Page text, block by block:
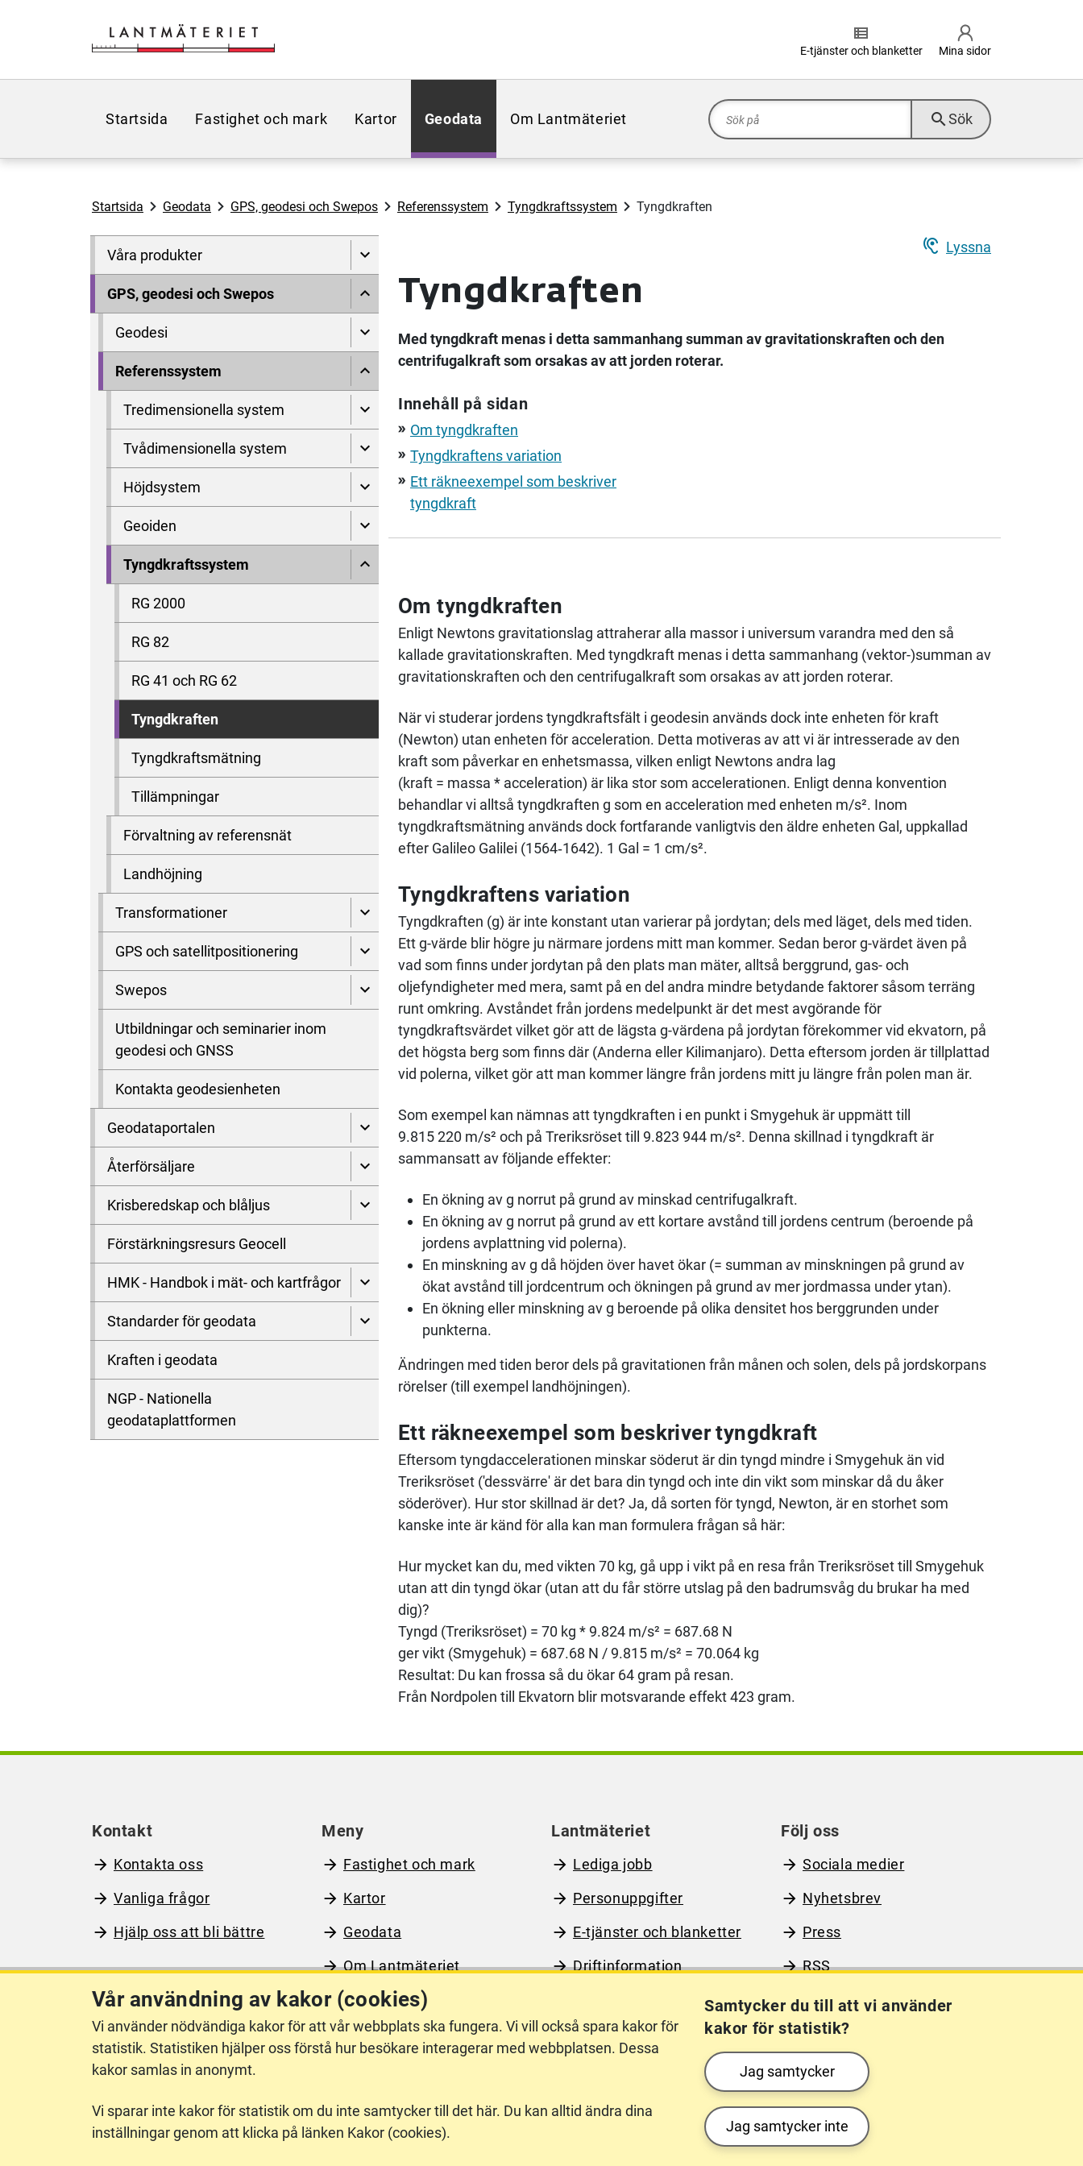
view_list
E-tjänster och blanketter Mina sidor
Startsida Fastighet och mark Kartor Geodata Om Lantmäteriet search Sök
Startsida Geodata GPS, geodesi och Swepos Referenssystem Tyngdkraftssystem Tyngdkraften
Våra produkter
GPS, geodesi och Swepos
Geodesi
Referenssystem
Tredimensionella system
Tvådimensionella system
Höjdsystem
Geoiden
Tyngdkraftssystem
RG 2000
RG 82
RG 41 och RG 62
Tyngdkraften
Tyngdkraftsmätning
Tillämpningar
Förvaltning av referensnät
Landhöjning
Transformationer
GPS och satellitpositionering
Swepos
Utbildningar och seminarier inom
geodesi och GNSS
Kontakta geodesienheten
Geodataportalen
Återförsäljare
Krisberedskap och blåljus
Förstärkningsresurs Geocell
HMK - Handbok i mät- och kartfrågor
Standarder för geodata
Kraften i geodata
NGP - Nationella
geodataplattformen
hearing Lyssna
Tyngdkraften
Med tyngdkraft menas i detta sammanhang summan av gravitationskraften och den
centrifugalkraft som orsakas av att jorden roterar.
Innehåll på sidan
double_arrow Om tyngdkraften
double_arrow Tyngdkraftens variation
double_arrow Ett räkneexempel som beskriver
tyngdkraft
Om tyngdkraften
Enligt Newtons gravitationslag attraherar alla massor i universum varandra med den så
kallade gravitationskraften. Med tyngdkraft menas i detta sammanhang (vektor-)summan av
gravitationskraften och den centrifugalkraft som orsakas av att jorden roterar.
När vi studerar jordens tyngdkraftsfält i geodesin används dock inte enheten för kraft
(Newton) utan enheten för acceleration. Detta motiveras av att vi är intresserade av den
kraft som påverkar en enhetsmassa, vilken enligt Newtons andra lag
(kraft = massa * acceleration) är lika stor som accelerationen. Enligt denna konvention
behandlar vi alltså tyngdkraften g som en acceleration med enheten m/s². Inom
tyngdkraftsmätning används dock fortfarande vanligtvis den äldre enheten Gal, uppkallad
efter Galileo Galilei (1564‑1642). 1 Gal = 1 cm/s².
Tyngdkraftens variation
Tyngdkraften (g) är inte konstant utan varierar på jordytan; dels med läget, dels med tiden.
Ett g-värde blir högre ju närmare jordens mitt man kommer. Sedan beror g-värdet även på
vad som finns under jordytan på den plats man mäter, alltså berggrund, gas- och
oljefyndigheter med mera, samt på en del andra mindre betydande faktorer såsom terräng
runt omkring. Avståndet från jordens medelpunkt är det mest avgörande för
tyngdkraftsvärdet vilket gör att de lägsta g-värdena på jordytan förekommer vid ekvatorn, på
det högsta berg som finns där (Anderna eller Kilimanjaro). Detta eftersom jorden är tillplattad
vid polerna, vilket gör att man kommer längre från jordens mitt ju längre från polen man är.
Som exempel kan nämnas att tyngdkraften i en punkt i Smygehuk är uppmätt till
9.815 220 m/s² och på Treriksröset till 9.823 944 m/s². Denna skillnad i tyngdkraft är
sammansatt av följande effekter:
En ökning av g norrut på grund av minskad centrifugalkraft.
En ökning av g norrut på grund av ett kortare avstånd till jordens centrum (beroende på
jordens avplattning vid polerna).
En minskning av g då höjden över havet ökar (= summan av minskningen på grund av
ökat avstånd till jordcentrum och ökningen på grund av mer jordmassa under ytan).
En ökning eller minskning av g beroende på olika densitet hos berggrunden under
punkterna.
Ändringen med tiden beror dels på gravitationen från månen och solen, dels på jordskorpans
rörelser (till exempel landhöjningen).
Ett räkneexempel som beskriver tyngdkraft
Eftersom tyngdaccelerationen minskar söderut är din tyngd mindre i Smygehuk än vid
Treriksröset ('dessvärre' är det bara din tyngd och inte din vikt som minskar då du åker
söderöver). Hur stor skillnad är det? Ja, då sorten för tyngd, Newton, är en storhet som
kanske inte är känd för alla kan man formulera frågan så här:
Hur mycket kan du, med vikten 70 kg, gå upp i vikt på en resa från Treriksröset till Smygehuk
utan att din tyngd ökar (utan att du får större utslag på den badrumsvåg du brukar ha med
dig)?
Tyngd (Treriksröset) = 70 kg * 9.824 m/s² = 687.68 N
ger vikt (Smygehuk) = 687.68 N / 9.815 m/s² = 70.064 kg
Resultat: Du kan frossa så du ökar 64 gram på resan.
Från Nordpolen till Ekvatorn blir motsvarande effekt 423 gram.
Vår användning av kakor (cookies)
Vi använder nödvändiga kakor för att vår webbplats ska fungera. Vi vill också spara kakor för
statistik. Statistiken hjälper oss förstå hur besökare interagerar med webbplatsen. Dessa
kakor samlas in anonymt.
Vi sparar inte kakor för statistik om du inte samtycker till det här. Du kan alltid ändra dina
inställningar genom att klicka på länken Kakor (cookies).
Samtycker du till att vi använder
kakor för statistik?
Jag samtycker
Jag samtycker inte
Kontakt
Kontakta oss
Vanliga frågor
Hjälp oss att bli bättre
Meny
Fastighet och mark
Kartor
Geodata
Om Lantmäteriet
Lantmäteriet
Lediga jobb
Personuppgifter
E-tjänster och blanketter
Driftinformation
Följ oss
Sociala medier
Nyhetsbrev
Press
RSS
Om webbplatsen Tillgänglighet Other languages Kakor (cookies)
Lantmäteriet är den myndighet som kartlägger Sverige. Till våra uppgifter hör också att